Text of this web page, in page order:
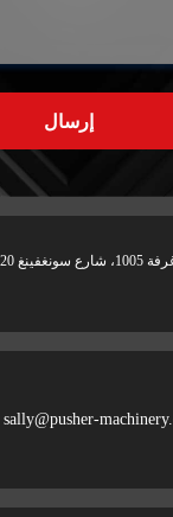
إرسال
sally@pusher-